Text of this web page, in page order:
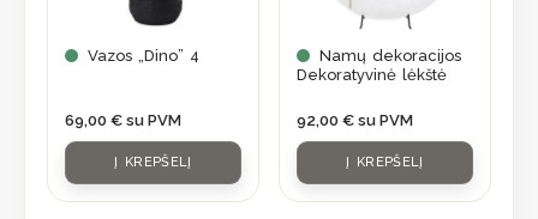
Vazos „Dino” 4
69,00 € su PVM
Į KREPŠELĮ
Namų dekoracijos
Dekoratyvinė lėkštė
92,00 € su PVM
Į KREPŠELĮ